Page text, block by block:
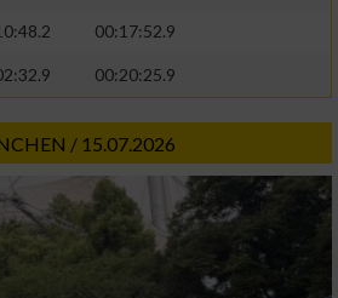
00:17:52.9
00:20:25.9
/ 15.07.2026